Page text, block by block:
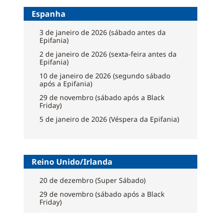
Espanha
3 de janeiro de 2026 (sábado antes da
Epifania)
2 de janeiro de 2026 (sexta-feira antes da
Epifania)
10 de janeiro de 2026 (segundo sábado
após a Epifania)
29 de novembro (sábado após a Black
Friday)
5 de janeiro de 2026 (Véspera da Epifania)
Reino Unido/Irlanda
20 de dezembro (Super Sábado)
29 de novembro (sábado após a Black
Friday)